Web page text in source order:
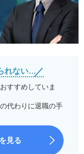
れない…
すすめしていま
代わりに退職の手
見る